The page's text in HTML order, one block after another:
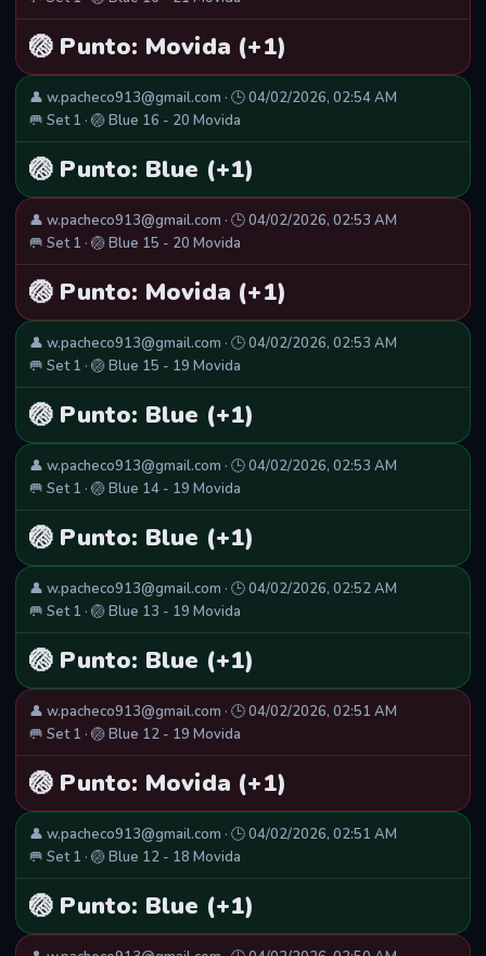
🏐 Punto: Movida (+1)
👤 w.pacheco913@gmail.com · 🕒 04/02/2026, 02:54 AM
🥅 Set 1 · 🏐 Blue 16 - 20 Movida
🏐 Punto: Blue (+1)
👤 w.pacheco913@gmail.com · 🕒 04/02/2026, 02:53 AM
🥅 Set 1 · 🏐 Blue 15 - 20 Movida
🏐 Punto: Movida (+1)
👤 w.pacheco913@gmail.com · 🕒 04/02/2026, 02:53 AM
🥅 Set 1 · 🏐 Blue 15 - 19 Movida
🏐 Punto: Blue (+1)
👤 w.pacheco913@gmail.com · 🕒 04/02/2026, 02:53 AM
🥅 Set 1 · 🏐 Blue 14 - 19 Movida
🏐 Punto: Blue (+1)
👤 w.pacheco913@gmail.com · 🕒 04/02/2026, 02:52 AM
🥅 Set 1 · 🏐 Blue 13 - 19 Movida
🏐 Punto: Blue (+1)
👤 w.pacheco913@gmail.com · 🕒 04/02/2026, 02:51 AM
🥅 Set 1 · 🏐 Blue 12 - 19 Movida
🏐 Punto: Movida (+1)
👤 w.pacheco913@gmail.com · 🕒 04/02/2026, 02:51 AM
🥅 Set 1 · 🏐 Blue 12 - 18 Movida
🏐 Punto: Blue (+1)